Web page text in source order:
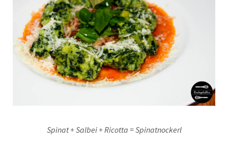
Spinat + Salbei + Ricotta = Spinatnockerl